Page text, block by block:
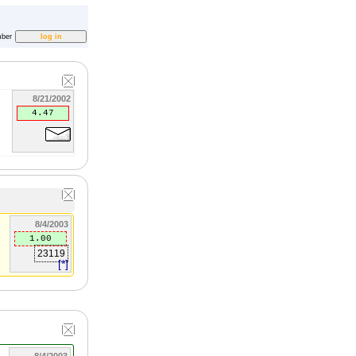
8/21/2002
4.47
8/4/2003
1.00
23119
[*]